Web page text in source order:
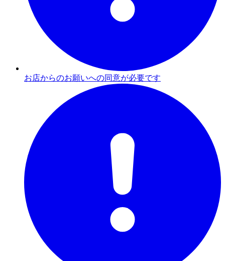
お店からのお願いへの同意が必要です